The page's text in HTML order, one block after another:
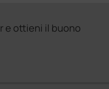
e ottieni il buono